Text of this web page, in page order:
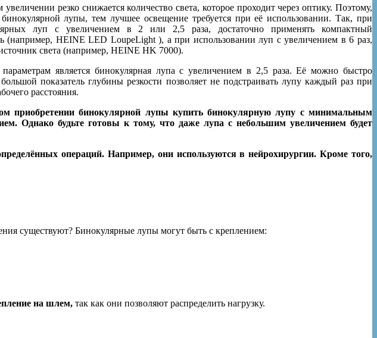
резко снижается количество света, которое проходит через оптику. Поэтому,
лупы, тем лучшее освещение требуется при её использовании. Так, при
луп с увеличением в 2 или 2,5 раза, достаточно применять компактный
(например, HEINE LED LoupeLight ), а при использовании луп с увеличением в 6 раз,
света (например, HEINE HK 7000).
является бинокулярная лупа с увеличением в 2,5 раза. Её можно быстро
показатель глубины резкости позволяет не подстраивать лупу каждый раз при
расстояния.
приобретении бинокулярной лупы купить бинокулярную лупу с минимальным
Однако будьте готовы к тому, что даже лупа с небольшим увеличением будет
операций. Например, они используются в нейрохирургии. Кроме того,
существуют? Бинокулярные лупы могут быть с креплением:
на шлем, так как они позволяют распределить нагрузку.